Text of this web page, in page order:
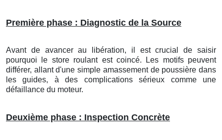
Première phase : Diagnostic de la Source
Avant de avancer au libération, il est crucial de saisir
pourquoi le store roulant est coincé. Les motifs peuvent
différer, allant d'une simple amassement de poussière dans
les guides, à des complications sérieux comme une
défaillance du moteur.
Deuxième phase : Inspection Concrète